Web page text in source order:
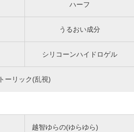
ハーフ
うるおい成分
シリコーンハイドロゲル
トーリック(乱視)
越智ゆらの(ゆらゆら)